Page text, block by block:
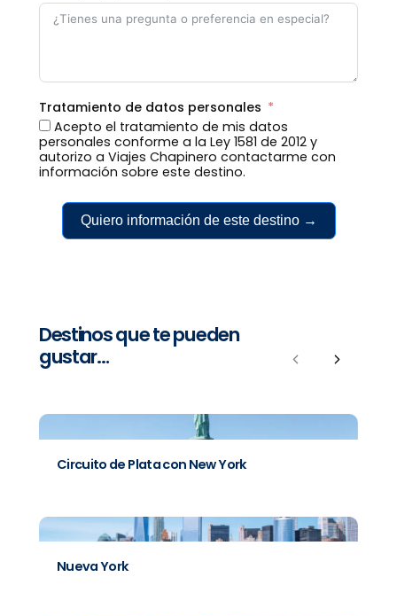
Tratamiento de datos personales
Acepto el tratamiento de mis datos
personales conforme a la Ley 1581 de 2012 y
autorizo a Viajes Chapinero contactarme con
información sobre este destino.
Quiero información de este destino →
Destinos que te pueden
gustar…
PreviousNext
Circuito de Plata con New York
Nueva York